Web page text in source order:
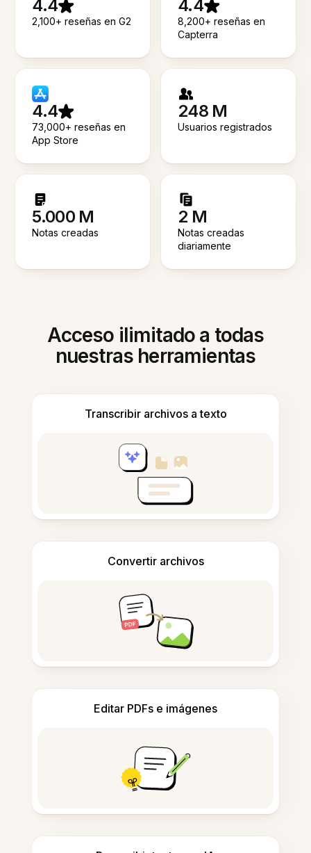
4.4
2,100+ reseñas en G2
4.4
8,200+ reseñas en
Capterra
4.4
73,000+ reseñas en
App Store
248 M
Usuarios registrados
5.000 M
Notas creadas
2 M
Notas creadas
diariamente
Acceso ilimitado a todas
nuestras herramientas
Transcribir archivos a texto
Convertir archivos
Editar PDFs e imágenes